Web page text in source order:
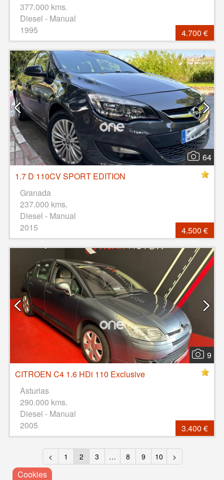
377.000 kms.
Diesel - Manual
1995
4.700 €
64
1.7 D 110CV SPORT EDITION
Granada
237.000 kms.
Diesel - Manual
2015
4.500 €
9
CITROEN C4 1.6 HDi 110 Exclusive
Asturias
290.000 kms.
Diesel - Manual
2005
3.400 €
< 1 2 3 … 8 9 10 >